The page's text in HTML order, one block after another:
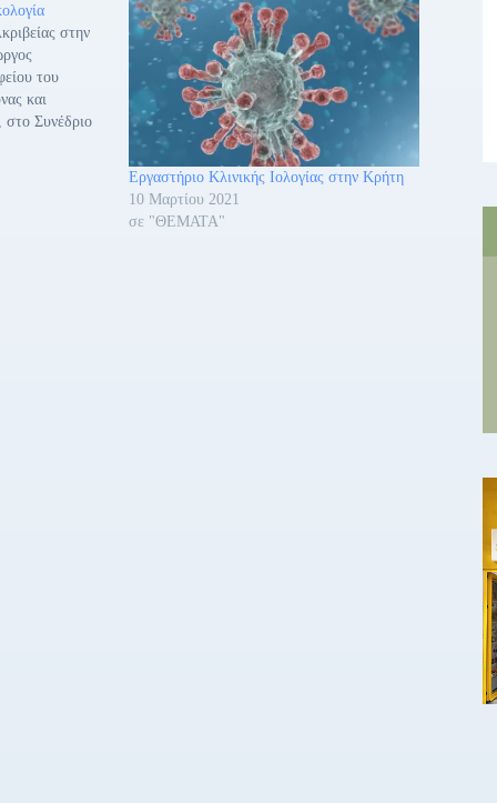
στην
του
και
Συνέδριο
Εργαστήριο Κλινικής Ιολογίας στην Κρήτη
10 Μαρτίου 2021
σε "ΘΕΜΑΤΑ"